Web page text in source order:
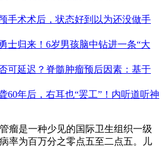
手术术后，状态好到以为还没做手
士归来！6岁男孩脑中钻进一条“大
可延迟？脊髓肿瘤预后因素：基于
60年后，右耳也“罢工”！内听道听神
瘤是一种少见的国际卫生组织一级
率为百万分之零点五至二点五。儿